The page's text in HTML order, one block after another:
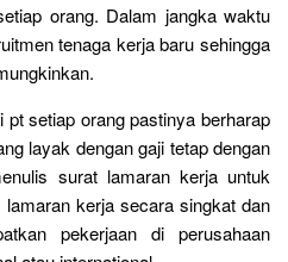
orang. Dalam jangka waktu
tenaga kerja baru sehingga
setiap orang pastinya berharap
layak dengan gaji tetap dengan
surat lamaran kerja untuk
kerja secara singkat dan
pekerjaan di perusahaan